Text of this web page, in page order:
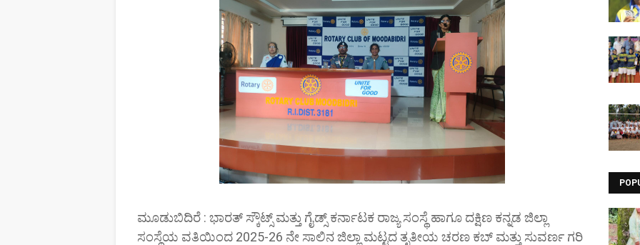
ಮೂಡುಬಿದಿರೆ : ಭಾರತ್ ಸ್ಕೌಟ್ಸ್ ಮತ್ತು ಗೈಡ್ಸ್ ಕರ್ನಾಟಕ ರಾಜ್ಯ ಸಂಸ್ಥೆ ಹಾಗೂ ದಕ್ಷಿಣ ಕನ್ನಡ ಜಿಲ್ಲಾ
ಸಂಸ್ಥೆಯ ವತಿಯಿಂದ 2025-26 ನೇ ಸಾಲಿನ ಜಿಲ್ಲಾ ಮಟ್ಟದ ತೃತೀಯ ಚರಣ ಕಬ್ ಮತ್ತು ಸುವರ್ಣ ಗರಿ